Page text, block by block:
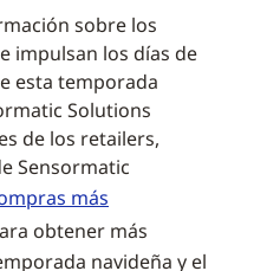
sobre los
impulsan los días de
esta temporada
Solutions
de los retailers,
Sensormatic
más
obtener más
navideña y el